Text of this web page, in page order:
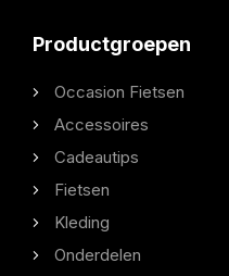
Productgroepen
Occasion Fietsen
Accessoires
Cadeautips
Fietsen
Kleding
Onderdelen